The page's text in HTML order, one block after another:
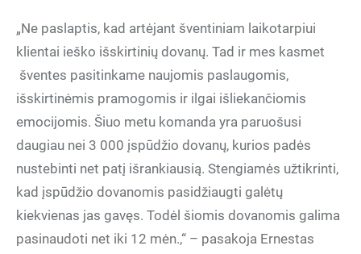
„Ne paslaptis, kad artėjant šventiniam laikotarpiui
klientai ieško išskirtinių dovanų. Tad ir mes kasmet
šventes pasitinkame naujomis paslaugomis,
išskirtinėmis pramogomis ir ilgai išliekančiomis
emocijomis. Šiuo metu komanda yra paruošusi
daugiau nei 3 000 įspūdžio dovanų, kurios padės
nustebinti net patį išrankiausią. Stengiamės užtikrinti,
kad įspūdžio dovanomis pasidžiaugti galėtų
kiekvienas jas gavęs. Todėl šiomis dovanomis galima
pasinaudoti net iki 12 mėn.,“ – pasakoja Ernestas